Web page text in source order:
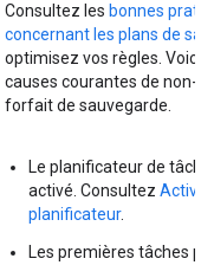
Consultez les bonnes
concernant les plans de
optimisez vos règles. Voici
causes courantes de non-
forfait de sauvegarde.
Le planificateur de
activé. Consultez
planificateur.
Les premières tâches